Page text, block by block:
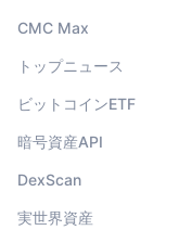
CMC Max
トップニュース
ビットコインETF
暗号資産API
DexScan
実世界資産